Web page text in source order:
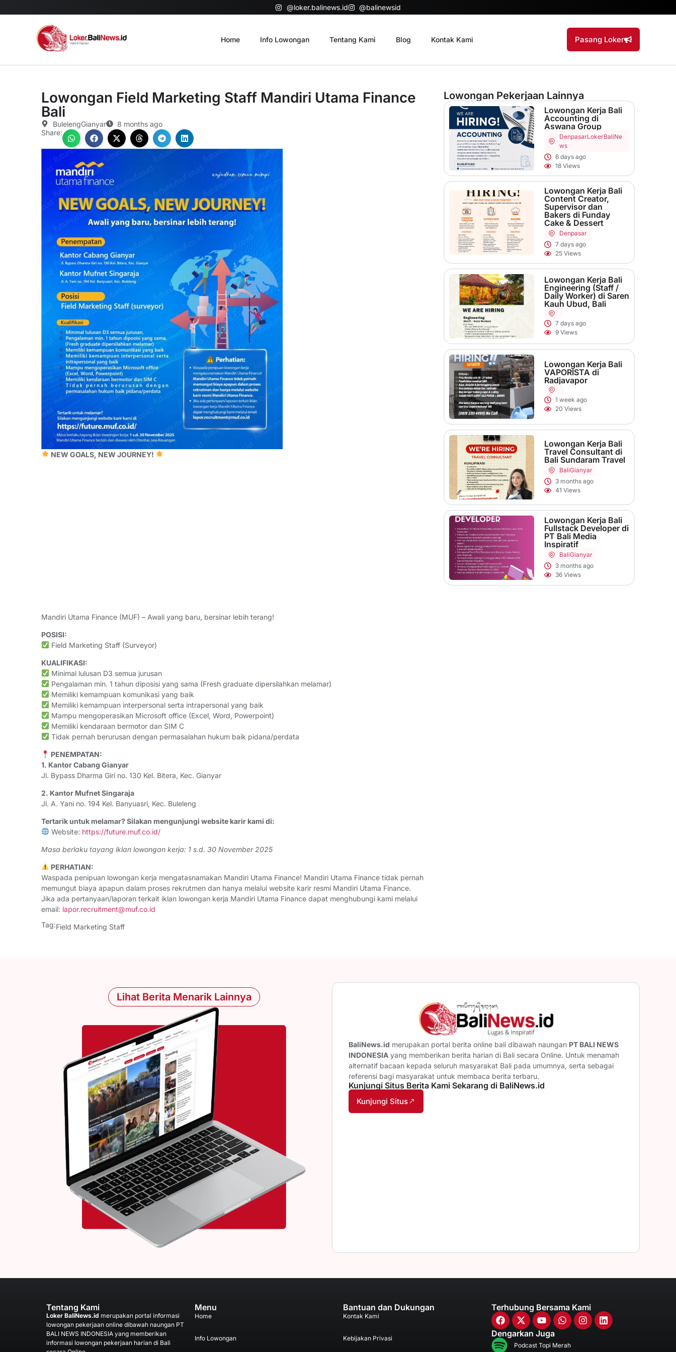
@loker.balinews.id @balinewsid
Home Info Lowongan Tentang Kami Blog Kontak Kami Pasang Loker
Lowongan Field Marketing Staff Mandiri Utama Finance
Bali
BulelengGianyar
8 months ago
Share:
NEW GOALS, NEW JOURNEY!
Mandiri Utama Finance (MUF) – Awali yang baru, bersinar lebih terang!
POSISI:
Field Marketing Staff (Surveyor)
KUALIFIKASI:
Minimal lulusan D3 semua jurusan
Pengalaman min. 1 tahun diposisi yang sama (Fresh graduate dipersilahkan melamar)
Memiliki kemampuan komunikasi yang baik
Memiliki kemampuan interpersonal serta intrapersonal yang baik
Mampu mengoperasikan Microsoft office (Excel, Word, Powerpoint)
Memiliki kendaraan bermotor dan SIM C
Tidak pernah berurusan dengan permasalahan hukum baik pidana/perdata
PENEMPATAN:
1. Kantor Cabang Gianyar
Jl. Bypass Dharma Giri no. 130 Kel. Bitera, Kec. Gianyar
2. Kantor Mufnet Singaraja
Jl. A. Yani no. 194 Kel. Banyuasri, Kec. Buleleng
Tertarik untuk melamar? Silakan mengunjungi website karir kami di:
Website: https://future.muf.co.id/
Masa berlaku tayang iklan lowongan kerja: 1 s.d. 30 November 2025
PERHATIAN:
Waspada penipuan lowongan kerja mengatasnamakan Mandiri Utama Finance! Mandiri Utama Finance tidak pernah
memungut biaya apapun dalam proses rekrutmen dan hanya melalui website karir resmi Mandiri Utama Finance.
Jika ada pertanyaan/laporan terkait iklan lowongan kerja Mandiri Utama Finance dapat menghubungi kami melalui
email: lapor.recruitment@muf.co.id
Tag:Field Marketing Staff
Lowongan Pekerjaan Lainnya
Lowongan Kerja Bali
Accounting di
Aswana Group
DenpasarLokerBaliNe
ws
6 days ago
18 Views
Lowongan Kerja Bali
Content Creator,
Supervisor dan
Bakers di Funday
Cake & Dessert
Denpasar
7 days ago
25 Views
Lowongan Kerja Bali
Engineering (Staff /
Daily Worker) di Saren
Kauh Ubud, Bali
7 days ago
9 Views
Lowongan Kerja Bali
VAPORISTA di
Radjavapor
1 week ago
20 Views
Lowongan Kerja Bali
Travel Consultant di
Bali Sundaram Travel
BaliGianyar
3 months ago
41 Views
Lowongan Kerja Bali
Fullstack Developer di
PT Bali Media
Inspiratif
BaliGianyar
3 months ago
36 Views
Lihat Berita Menarik Lainnya
BaliNews.id merupakan portal berita online bali dibawah naungan PT BALI NEWS
INDONESIA yang memberikan berita harian di Bali secara Online. Untuk menamah
alternatif bacaan kepada seluruh masyarakat Bali pada umumnya, serta sebagai
referensi bagi masyarakat untuk membaca berita terbaru.
Kunjungi Situs Berita Kami Sekarang di BaliNews.id
Kunjungi Situs
Tentang Kami
Loker BaliNews.id merupakan portal informasi
lowongan pekerjaan online dibawah naungan PT
BALI NEWS INDONESIA yang memberikan
informasi lowongan pekerjaan harian di Bali
Menu
Home
Info Lowongan
Bantuan dan Dukungan
Kontak Kami
Kebijakan Privasi
Terhubung Bersama Kami
Dengarkan Juga
Podcast Topi Merah